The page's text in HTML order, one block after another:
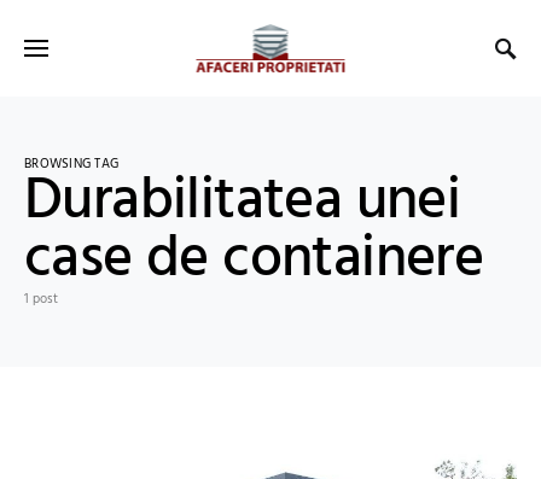
BROWSING TAG
Durabilitatea unei
case de containere
1 post